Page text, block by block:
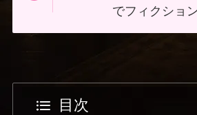
でフィクショ
目次